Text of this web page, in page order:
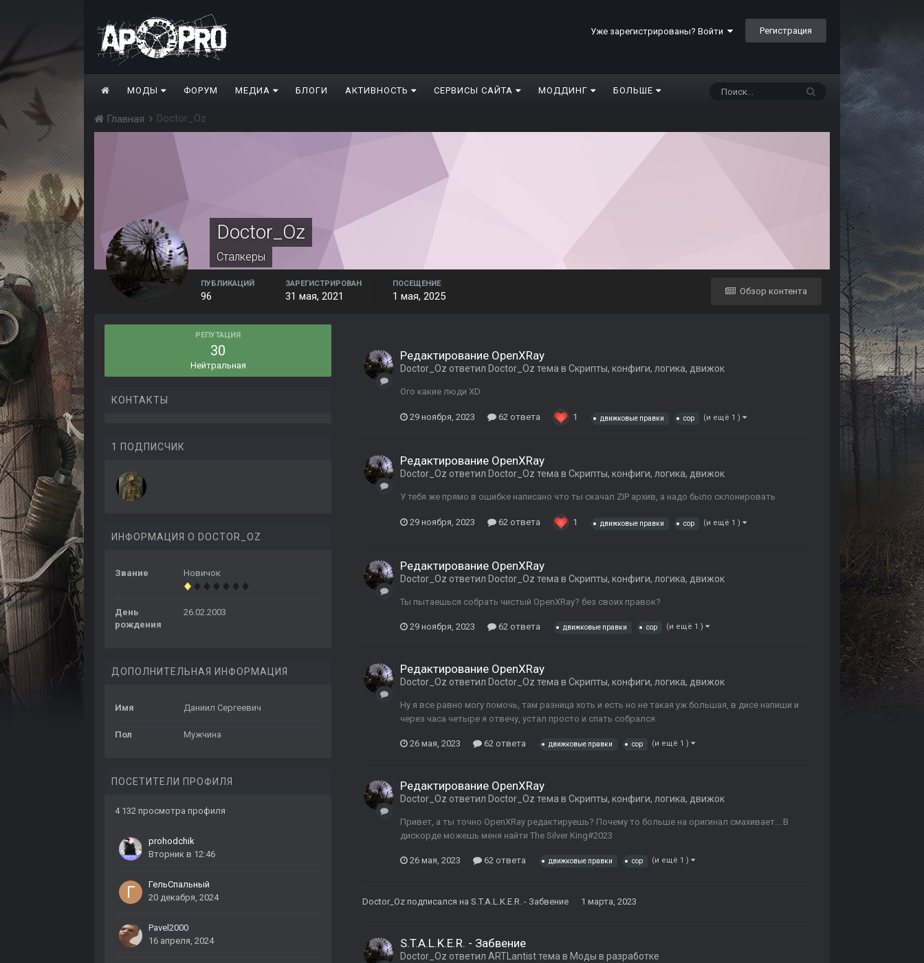
Уже зарегистрированы? Войти Регистрация
МОДЫ ФОРУМ МЕДИА БЛОГИ АКТИВНОСТЬ СЕРВИСЫ САЙТА МОДДИНГ БОЛЬШЕ
Главная Doctor_Oz
Doctor_Oz
Сталкеры
Обзор контента
ПУБЛИКАЦИЙ
96
ЗАРЕГИСТРИРОВАН
31 мая, 2021
ПОСЕЩЕНИЕ
1 мая, 2025
РЕПУТАЦИЯ
30
Нейтральная
КОНТАКТЫ
1 ПОДПИСЧИК
ИНФОРМАЦИЯ О DOCTOR_OZ
Звание Новичок
День
рождения
26.02.2003
ДОПОЛНИТЕЛЬНАЯ ИНФОРМАЦИЯ
Имя Даниил Сергеевич
Пол Мужчина
ПОСЕТИТЕЛИ ПРОФИЛЯ
4 132 просмотра профиля
prohodchik
Вторник в 12:46
ГельСпальный
20 декабря, 2024
Pavel2000
16 апреля, 2024
Редактирование OpenXRay
Doctor_Oz ответил Doctor_Oz тема в Скрипты, конфиги, логика, движок
Ого какие люди XD
29 ноября, 2023 62 ответа 1 движковые правки cop (и ещё 1 )
Редактирование OpenXRay
Doctor_Oz ответил Doctor_Oz тема в Скрипты, конфиги, логика, движок
У тебя же прямо в ошибке написано что ты скачал ZIP архив, а надо было склонировать
29 ноября, 2023 62 ответа 1 движковые правки cop (и ещё 1 )
Редактирование OpenXRay
Doctor_Oz ответил Doctor_Oz тема в Скрипты, конфиги, логика, движок
Ты пытаешься собрать чистый OpenXRay? без своих правок?
29 ноября, 2023 62 ответа движковые правки cop (и ещё 1 )
Редактирование OpenXRay
Doctor_Oz ответил Doctor_Oz тема в Скрипты, конфиги, логика, движок
Ну я все равно могу помочь, там разница хоть и есть но не такая уж большая, в дисе напиши и
через часа четыре я отвечу, устал просто и спать собрался
26 мая, 2023 62 ответа движковые правки cop (и ещё 1 )
Редактирование OpenXRay
Doctor_Oz ответил Doctor_Oz тема в Скрипты, конфиги, логика, движок
Привет, а ты точно OpenXRay редактируешь? Почему то больше на оригинал смахивает... В
дискорде можешь меня найти The Silver King#2023
26 мая, 2023 62 ответа движковые правки cop (и ещё 1 )
Doctor_Oz подписался на S.T.A.L.K.E.R. - Забвение 1 марта, 2023
S.T.A.L.K.E.R. - Забвение
Doctor_Oz ответил ARTLantistтема в Моды в разработке